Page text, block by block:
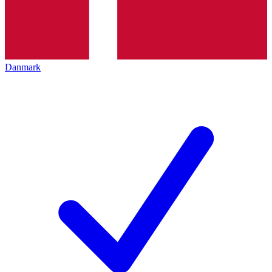
Danmark